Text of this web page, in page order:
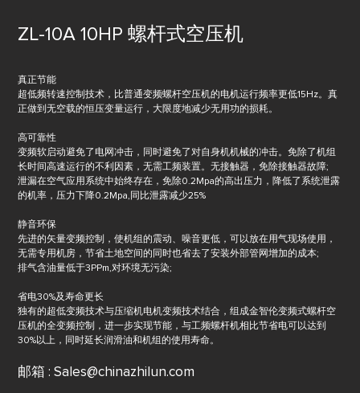
ZL-10A 10HP 螺杆式空压机
真正节能
超低频转速控制技术，比普通变频螺杆空压机的电机运行频率更低15Hz。真
正做到无空载的恒压变量运行，大限度地减少无用功的损耗。
高可靠性
变频软启动避免了电网冲击，同时避免了对自身机机械的冲击。免除了机组
长时间高速运行的不利因素，无需工频装置。无接触器，免除接触器故障;
泄漏在空气应用系统中始终存在，免除0.2Mpa的高出压力，降低了系统泄露
的机率，压力下降0.2Mpa,同比泄露减少25%
静音环保
先进的矢量变频控制，使机组的震动、噪音更低，可以放在用气现场使用，
无需专用机房，节省土地空间的同时也省去了安装外部管网增加的成本;
排气含油量低于3PPm,对环境无污染;
省电30%及寿命更长
独有的超低变频技术与压缩机电机变频技术结合，组成金智伦变频式螺杆空
压机的全变频控制，进一步实现节能，与工频螺杆机相比节省电可以达到
30%以上，同时延长润滑油和机组的使用寿命。
邮箱 : Sales@chinazhilun.com